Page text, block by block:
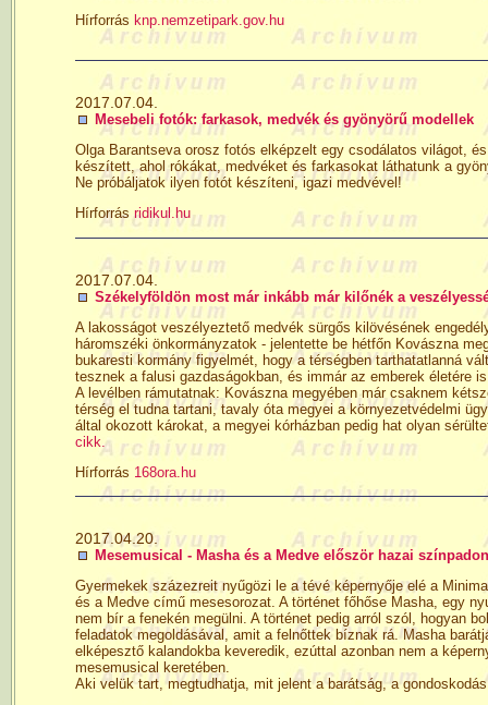
Hírforrás knp.nemzetipark.gov.hu
2017.07.04.
Mesebeli fotók: farkasok, medvék és gyönyörű modellek
Olga Barantseva orosz fotós elképzelt egy csodálatos világot,
készített, ahol rókákat, medvéket és farkasokat láthatunk a
Ne próbáljatok ilyen fotót készíteni, igazi medvével!
Hírforrás ridikul.hu
2017.07.04.
Székelyföldön most már inkább már kilőnék a
A lakosságot veszélyeztető medvék sürgős kilövésének
háromszéki önkormányzatok - jelentette be hétfőn Kovászna
bukaresti kormány figyelmét, hogy a térségben tarthatatlanná
tesznek a falusi gazdaságokban, és immár az emberek életére
A levélben rámutatnak: Kovászna megyében már csaknem
térség el tudna tartani, tavaly óta megyei a környezetvédelmi
által okozott károkat, a megyei kórházban pedig hat olyan
cikk.
Hírforrás 168ora.hu
2017.04.20.
Mesemusical - Masha és a Medve először hazai színpadon
Gyermekek százezreit nyűgözi le a tévé képernyője elé a
és a Medve című mesesorozat. A történet főhőse Masha, egy
nem bír a fenekén megülni. A történet pedig arról szól, hogyan
feladatok megoldásával, amit a felnőttek bíznak rá. Masha
elképesztő kalandokba keveredik, ezúttal azonban nem a
mesemusical keretében.
Aki velük tart, megtudhatja, mit jelent a barátság, a